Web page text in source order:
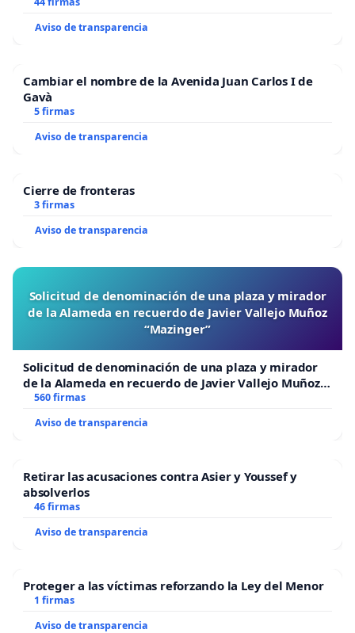
Aviso de transparencia
Cambiar el nombre de la Avenida Juan Carlos I de
Gavà
5 firmas
Aviso de transparencia
Cierre de fronteras
3 firmas
Aviso de transparencia
Solicitud de denominación de una plaza y mirador
de la Alameda en recuerdo de Javier Vallejo Muñoz
“Mazinger”
Solicitud de denominación de una plaza y mirador
de la Alameda en recuerdo de Javier Vallejo Muñoz
“Mazinger”
560 firmas
Aviso de transparencia
Retirar las acusaciones contra Asier y Youssef y
absolverlos
46 firmas
Aviso de transparencia
Proteger a las víctimas reforzando la Ley del Menor
1 firmas
Aviso de transparencia